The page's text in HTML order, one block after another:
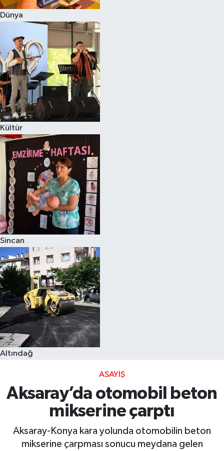
Dünya
Kültür
Sincan
Altındağ
ASAYIŞ
Aksaray’da otomobil beton
mikserine çarptı
Aksaray-Konya kara yolunda otomobilin beton
mikserine çarpması sonucu meydana gelen